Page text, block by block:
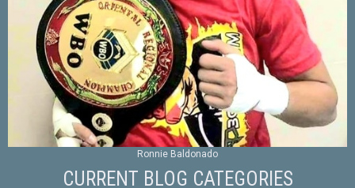
Ronnie Baldonado
CURRENT BLOG CATEGORIES